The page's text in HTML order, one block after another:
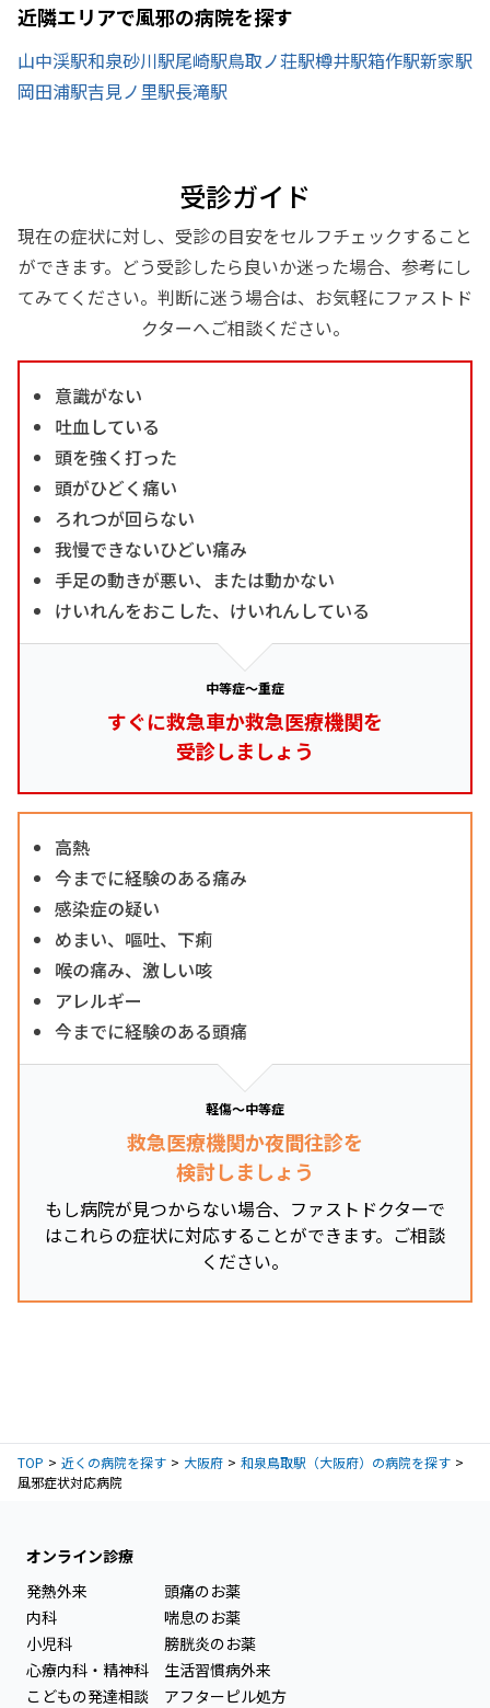
近隣エリアで風邪の病院を探す
山中渓駅和泉砂川駅尾崎駅鳥取ノ荘駅樽井駅箱作駅新家駅
岡田浦駅吉見ノ里駅長滝駅
受診ガイド
現在の症状に対し、受診の目安をセルフチェックすること
ができます。どう受診したら良いか迷った場合、参考にし
てみてください。判断に迷う場合は、お気軽にファストド
クターへご相談ください。
意識がない
吐血している
頭を強く打った
頭がひどく痛い
ろれつが回らない
我慢できないひどい痛み
手足の動きが悪い、または動かない
けいれんをおこした、けいれんしている
中等症～重症
すぐに救急車か救急医療機関を
受診しましょう
高熱
今までに経験のある痛み
感染症の疑い
めまい、嘔吐、下痢
喉の痛み、激しい咳
アレルギー
今までに経験のある頭痛
軽傷～中等症
救急医療機関か夜間往診を
検討しましょう
もし病院が見つからない場合、ファストドクターで
はこれらの症状に対応することができます。ご相談
ください。
TOP 近くの病院を探す 大阪府
和泉鳥取駅（大阪府）の病院を探す
風邪症状対応病院
オンライン診療
発熱外来
内科
小児科
心療内科・精神科
こどもの発達相談
頭痛のお薬
喘息のお薬
膀胱炎のお薬
生活習慣病外来
アフターピル処方